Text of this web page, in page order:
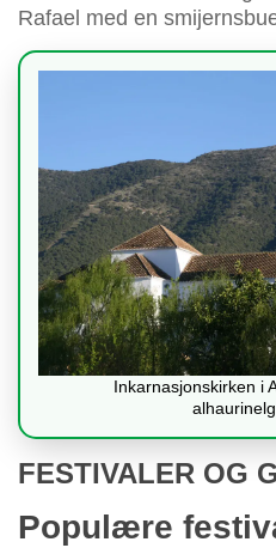
Rafael med en
Inkarnasjonskirken i
FESTIVALER OG
Populære